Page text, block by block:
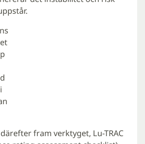
fram verktyget, Lu-TRAC